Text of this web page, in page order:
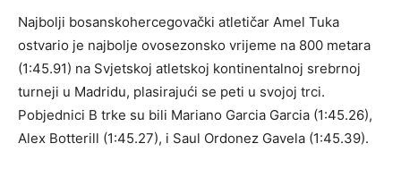
Najbolji bosanskohercegovački atletičar Amel Tuka
ostvario je najbolje ovosezonsko vrijeme na 800 metara
(1:45.91) na Svjetskoj atletskoj kontinentalnoj srebrnoj
turneji u Madridu, plasirajući se peti u svojoj trci.
Pobjednici B trke su bili Mariano Garcia Garcia (1:45.26),
Alex Botterill (1:45.27), i Saul Ordonez Gavela (1:45.39).